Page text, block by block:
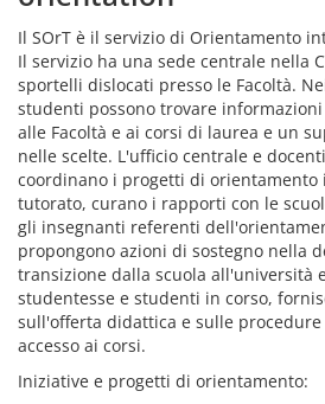
Il SOrT è il servizio di Orientamento
Il servizio ha una sede centrale nella
sportelli dislocati presso le Facoltà.
studenti possono trovare
alle Facoltà e ai corsi di laurea e un
nelle scelte. L'ufficio centrale e
coordinano i progetti di orientamento
tutorato, curano i rapporti con le
gli insegnanti referenti
propongono azioni di sostegno nella
transizione dalla scuola all'università
studentesse e studenti in corso,
sull'offerta didattica e sulle
accesso ai corsi.
Iniziative e progetti di orientamento: